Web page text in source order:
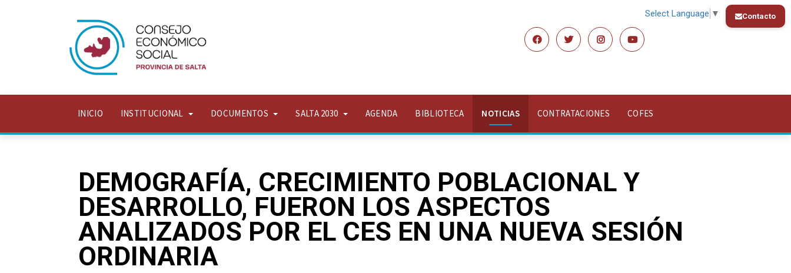
Contacto
Select Language ▼
INICIO INSTITUCIONAL DOCUMENTOS SALTA 2030 AGENDA BIBLIOTECA NOTICIAS CONTRATACIONES COFES
DEMOGRAFÍA, CRECIMIENTO POBLACIONAL Y
DESARROLLO, FUERON LOS ASPECTOS
ANALIZADOS POR EL CES EN UNA NUEVA SESIÓN
ORDINARIA